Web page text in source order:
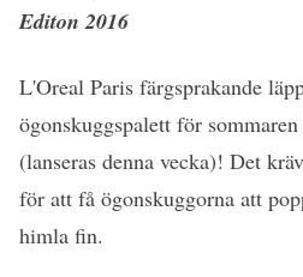
Editon 2016
L'Oreal Paris färgsprakande
ögonskuggspalett för
(lanseras denna vecka)! Det
för att få ögonskuggorna att
himla fin.